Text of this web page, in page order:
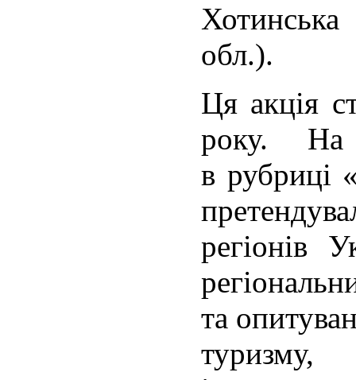
обл.).
Ця акція
року. На
в рубриці
регіонів
та
туризму,